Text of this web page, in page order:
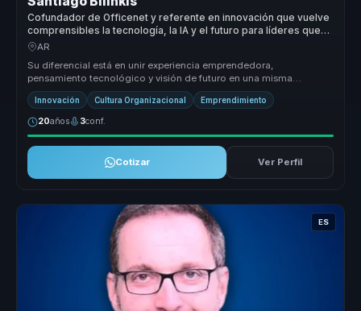
Cofundador de Officenet y referente en innovación que vuelve
comprensibles la tecnología, la IA y el futuro para líderes que
deben tomar mejores decisiones hoy.
AR
Su diferencial está en unir experiencia emprendedora,
pensamiento tecnológico y visión de futuro en una misma
conversación. Hace comprens...
Innovación Cultura Organizacional Emprendimiento
20años 3conf.
Cotizar Ver Perfil
ES